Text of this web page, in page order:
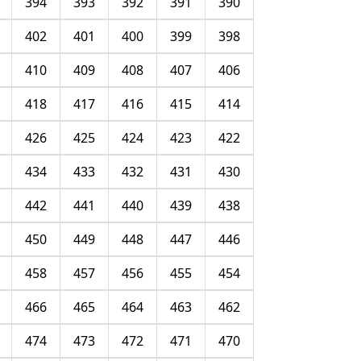
398
399
400
401
402
406
407
408
409
410
414
415
416
417
418
422
423
424
425
426
430
431
432
433
434
438
439
440
441
442
446
447
448
449
450
454
455
456
457
458
462
463
464
465
466
470
471
472
473
474